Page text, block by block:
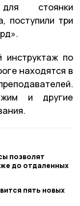
стоянки
поступили три
инструктаж по
находятся в
и другие
позволят
до отдаленных
пять новых